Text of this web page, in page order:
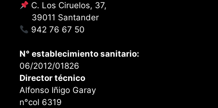
C. Los Ciruelos, 37,
39011 Santander
942 76 67 50
N° establecimiento sanitario:
06/2012/01826
Director técnico
Alfonso Iñigo Garay
n°col 6319